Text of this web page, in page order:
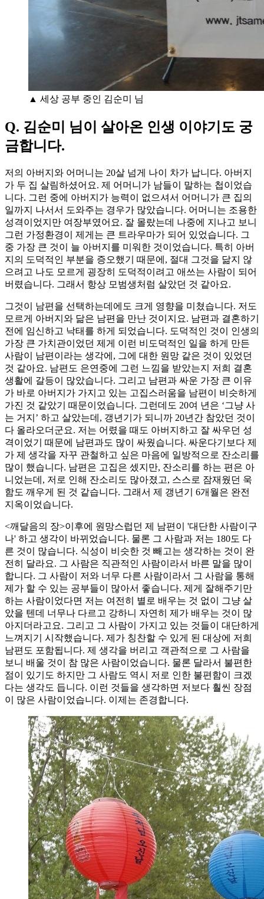
▲ 세상 공부 중인 김순미 님
Q. 김순미 님이 살아온 인생 이야기도 궁
금합니다.
저의 아버지와 어머니는 20살 넘게 나이 차가 납니다. 아버지
가 두 집 살림하셨어요. 제 어머니가 남들이 말하는 첩이었습
니다. 그런 중에 아버지가 능력이 없으셔서 어머니가 큰 집의
일까지 나서서 도와주는 경우가 많았습니다. 어머니는 조용한
성격이었지만 여장부였어요. 잘 몰랐는데 나중에 지나고 보니
그런 가정환경이 제게는 큰 트라우마가 되어 있었습니다. 그
중 가장 큰 것이 늘 아버지를 미워한 것이었습니다. 특히 아버
지의 도덕적인 부분을 증오했기 때문에, 절대 그것을 닮지 않
으려고 나도 모르게 굉장히 도덕적이려고 애쓰는 사람이 되어
버렸습니다. 그래서 항상 모범생처럼 살았던 것 같아요.
그것이 남편을 선택하는데에도 크게 영향을 미쳤습니다. 저도
모르게 아버지와 닮은 남편을 만난 것이지요. 남편과 결혼하기
전에 임신하고 낙태를 하게 되었습니다. 도덕적인 것이 인생의
가장 큰 가치관이었던 제게 이런 비도덕적인 일을 하게 만든
사람이 남편이라는 생각에, 그에 대한 원망 같은 것이 있었던
것 같아요. 남편도 은연중에 그런 느낌을 받았는지 저희 결혼
생활에 갈등이 많았습니다. 그리고 남편과 싸운 가장 큰 이유
가 바로 아버지가 가지고 있는 고집스러움을 남편이 비슷하게
가진 것 같았기 때문이었습니다. 그런데도 20여 년은 ‘그냥 사
는 거지’ 하고 살았는데, 갱년기가 되니까 20년간 참았던 것이
다 올라오더군요. 저는 어렸을 때도 아버지하고 잘 싸우던 성
격이었기 때문에 남편과도 많이 싸웠습니다. 싸운다기보다 제
가 제 생각을 자꾸 관철하고 싶은 마음에 일방적으로 잔소리를
많이 했습니다. 남편은 고집은 셌지만, 잔소리를 하는 편은 아
니었는데, 저로 인해 잔소리도 많아졌고, 스스로 잠재웠던 욱
함도 깨우게 된 것 같습니다. 그래서 제 갱년기 6개월은 완전
지옥이었습니다.
<깨달음의 장>이후에 원망스럽던 제 남편이 '대단한 사람이구
나' 하고 생각이 바뀌었습니다. 물론 그 사람과 저는 180도 다
른 것이 많습니다. 식성이 비슷한 것 빼고는 생각하는 것이 완
전히 달라요. 그 사람은 직관적인 사람이라서 바른 말을 많이
합니다. 그 사람이 저와 너무 다른 사람이라서 그 사람을 통해
제가 할 수 있는 공부들이 많아서 좋습니다. 제게 잘해주기만
하는 사람이었다면 저는 여전히 별로 배우는 것 없이 그냥 살
았을 텐데 너무나 다르고 강하니 자연히 제가 배우는 것이 많
아지더라고요. 그리고 그 사람이 가지고 있는 것들이 대단하게
느껴지기 시작했습니다. 제가 칭찬할 수 있게 된 대상에 저희
남편도 포함됩니다. 제 생각을 버리고 객관적으로 그 사람을
보니 배울 것이 참 많은 사람이었습니다. 물론 달라서 불편한
점이 있기도 하지만 그 사람도 역시 저로 인한 불편함이 크겠
다는 생각도 듭니다. 이런 것들을 생각하면 저보다 훨씬 장점
이 많은 사람이었습니다. 이제는 존경합니다.